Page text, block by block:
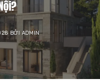
BỞI ADMIN